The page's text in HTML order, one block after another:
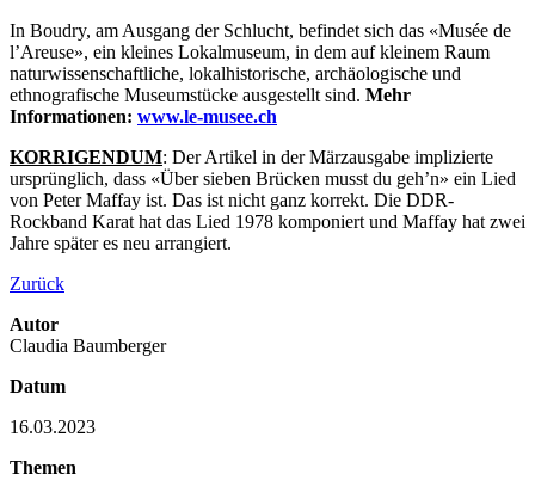
In Boudry, am Ausgang der Schlucht, befindet sich das «Musée de
l’Areuse», ein kleines Lokalmuseum, in dem auf kleinem Raum
naturwissenschaftliche, lokalhistorische, archäologische und
ethnografische Museumstücke ausgestellt sind. Mehr
Informationen: www.le-musee.ch
KORRIGENDUM: Der Artikel in der Märzausgabe implizierte
ursprünglich, dass «Über sieben Brücken musst du geh’n» ein Lied
von Peter Maffay ist. Das ist nicht ganz korrekt. Die DDR-
Rockband Karat hat das Lied 1978 komponiert und Maffay hat zwei
Jahre später es neu arrangiert.
Zurück
Autor
Claudia Baumberger
Datum
16.03.2023
Themen